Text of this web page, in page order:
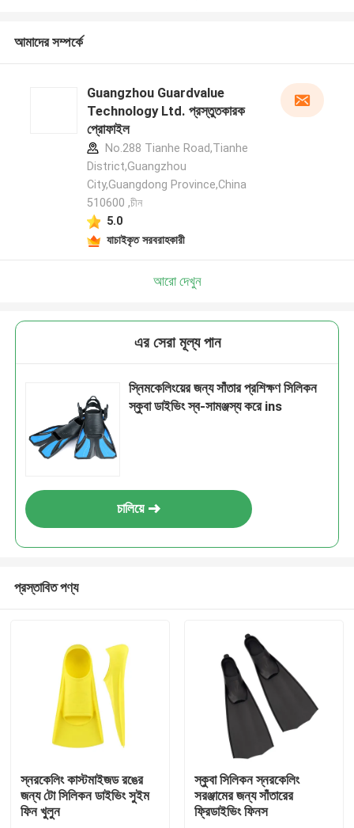
আমাদের সম্পর্কে
Guangzhou Guardvalue
Technology Ltd. প্রস্তুতকারক
প্রোফাইল
No.288 Tianhe Road,Tianhe
District,Guangzhou
City,Guangdong Province,China
510600 ,চীন
5.0
যাচাইকৃত সরবরাহকারী
আরো দেখুন
এর সেরা মূল্য পান
স্নিমকেলিংয়ের জন্য সাঁতার প্রশিক্ষণ সিলিকন
স্কুবা ডাইভিং স্ব-সামঞ্জস্য করে ins
চালিয়ে
প্রস্তাবিত পণ্য
স্নরকেলিং কাস্টমাইজড রঙের
জন্য টো সিলিকন ডাইভিং সুইম
ফিন খুলুন
স্কুবা সিলিকন স্নরকেলিং
সরঞ্জামের জন্য সাঁতারের
ফ্রিডাইভিং ফিনস